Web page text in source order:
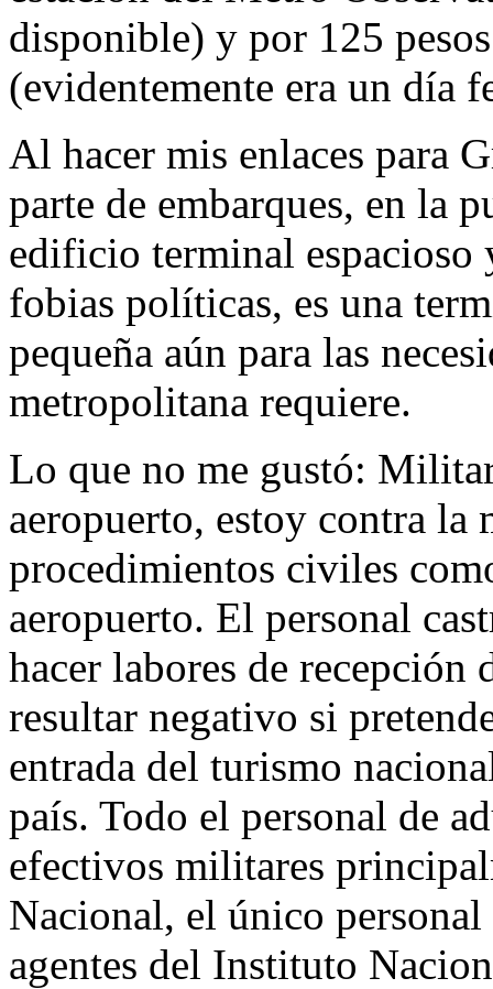
disponible) y por 125
(evidentemente era un día
Al hacer mis enlaces para
parte de embarques, en la
edificio terminal
fobias políticas, es una
pequeña aún para las
metropolitana requiere.
Lo que no me gustó:
aeropuerto, estoy contra
procedimientos civiles
aeropuerto. El personal
hacer labores de recepción
resultar negativo si
entrada del turismo
país. Todo el personal de
efectivos militares
Nacional, el único
agentes del Instituto